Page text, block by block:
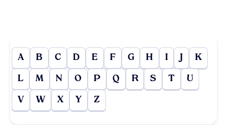
A B C D E F G H I J K
L M N O P Q R S T U
V W X Y Z